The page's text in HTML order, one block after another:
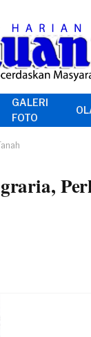
GALERI
FOTO